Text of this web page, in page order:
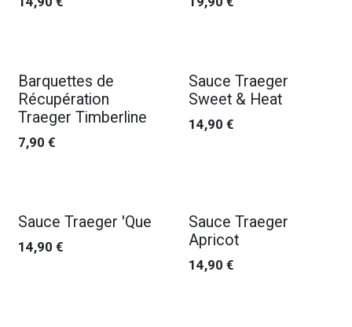
Nouveau !
Barquettes de
Récupération
Traeger Timberline
7,90 €
Sauce Traeger
Sweet & Heat
14,90 €
Sauce Traeger 'Que
14,90 €
Sauce Traeger
Apricot
14,90 €